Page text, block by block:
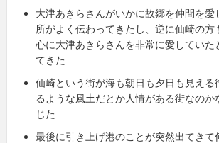
大津あきらさんがいかに故郷を仲間を愛
所がよく伝わってきたし、逆に仙崎の方
心に大津あきらさんを非常に愛していた
てきた
仙崎という街が海も朝日も夕日も見える
るような風土だとか人情がある街なのか
じた
最後に引き上げ港のことが突然出てきて